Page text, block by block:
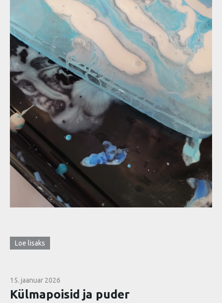
Loe lisaks
15. jaanuar 2026
Külmapoisid ja puder